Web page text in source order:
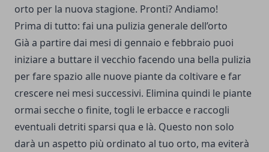
orto per la nuova stagione. Pronti? Andiamo!
Prima di tutto: fai una pulizia generale dell’orto
Già a partire dai mesi di gennaio e febbraio puoi
iniziare a buttare il vecchio facendo una bella pulizia
per fare spazio alle nuove piante da coltivare e far
crescere nei mesi successivi. Elimina quindi le piante
ormai secche o finite, togli le erbacce e raccogli
eventuali detriti sparsi qua e là. Questo non solo
darà un aspetto più ordinato al tuo orto, ma eviterà